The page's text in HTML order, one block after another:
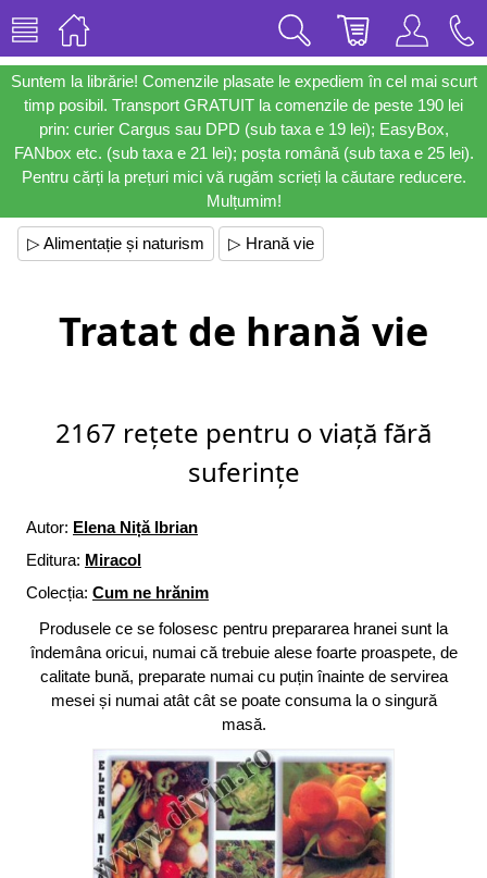
Suntem la librărie! Comenzile plasate le expediem în cel mai scurt
timp posibil. Transport GRATUIT la comenzile de peste 190 lei
prin: curier Cargus sau DPD (sub taxa e 19 lei); EasyBox,
FANbox etc. (sub taxa e 21 lei); poșta română (sub taxa e 25 lei).
Pentru cărți la prețuri mici vă rugăm scrieți la căutare reducere.
Mulțumim!
▷ Alimentație și naturism ▷ Hrană vie
Tratat de hrană vie
2167 rețete pentru o viață fără
suferințe
Autor: Elena Niță Ibrian
Editura: Miracol
Colecția: Cum ne hrănim
Produsele ce se folosesc pentru prepararea hranei sunt la
îndemâna oricui, numai că trebuie alese foarte proaspete, de
calitate bună, preparate numai cu puțin înainte de servirea
mesei și numai atât cât se poate consuma la o singură
masă.